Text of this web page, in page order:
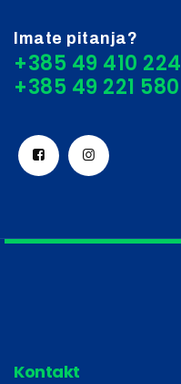
Imate pitanja?
+385 49 410 224
Kontakt